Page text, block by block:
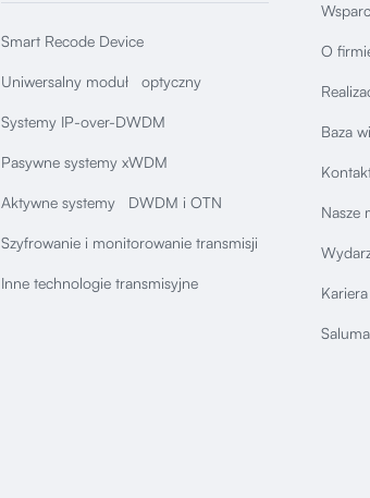
Smart Recode Device
Uniwersalny moduł optyczny
Systemy IP-over-DWDM
Pasywne systemy xWDM
Aktywne systemy DWDM i OTN
Szyfrowanie i monitorowanie transmisji
Inne technologie transmisyjne
O
Baza
Nasze
Kariera